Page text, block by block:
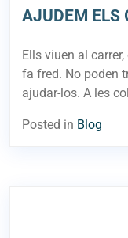
AJUDEM ELS
Ells viuen al
fa fred. No poden
ajudar-los. A les
Posted in Blog